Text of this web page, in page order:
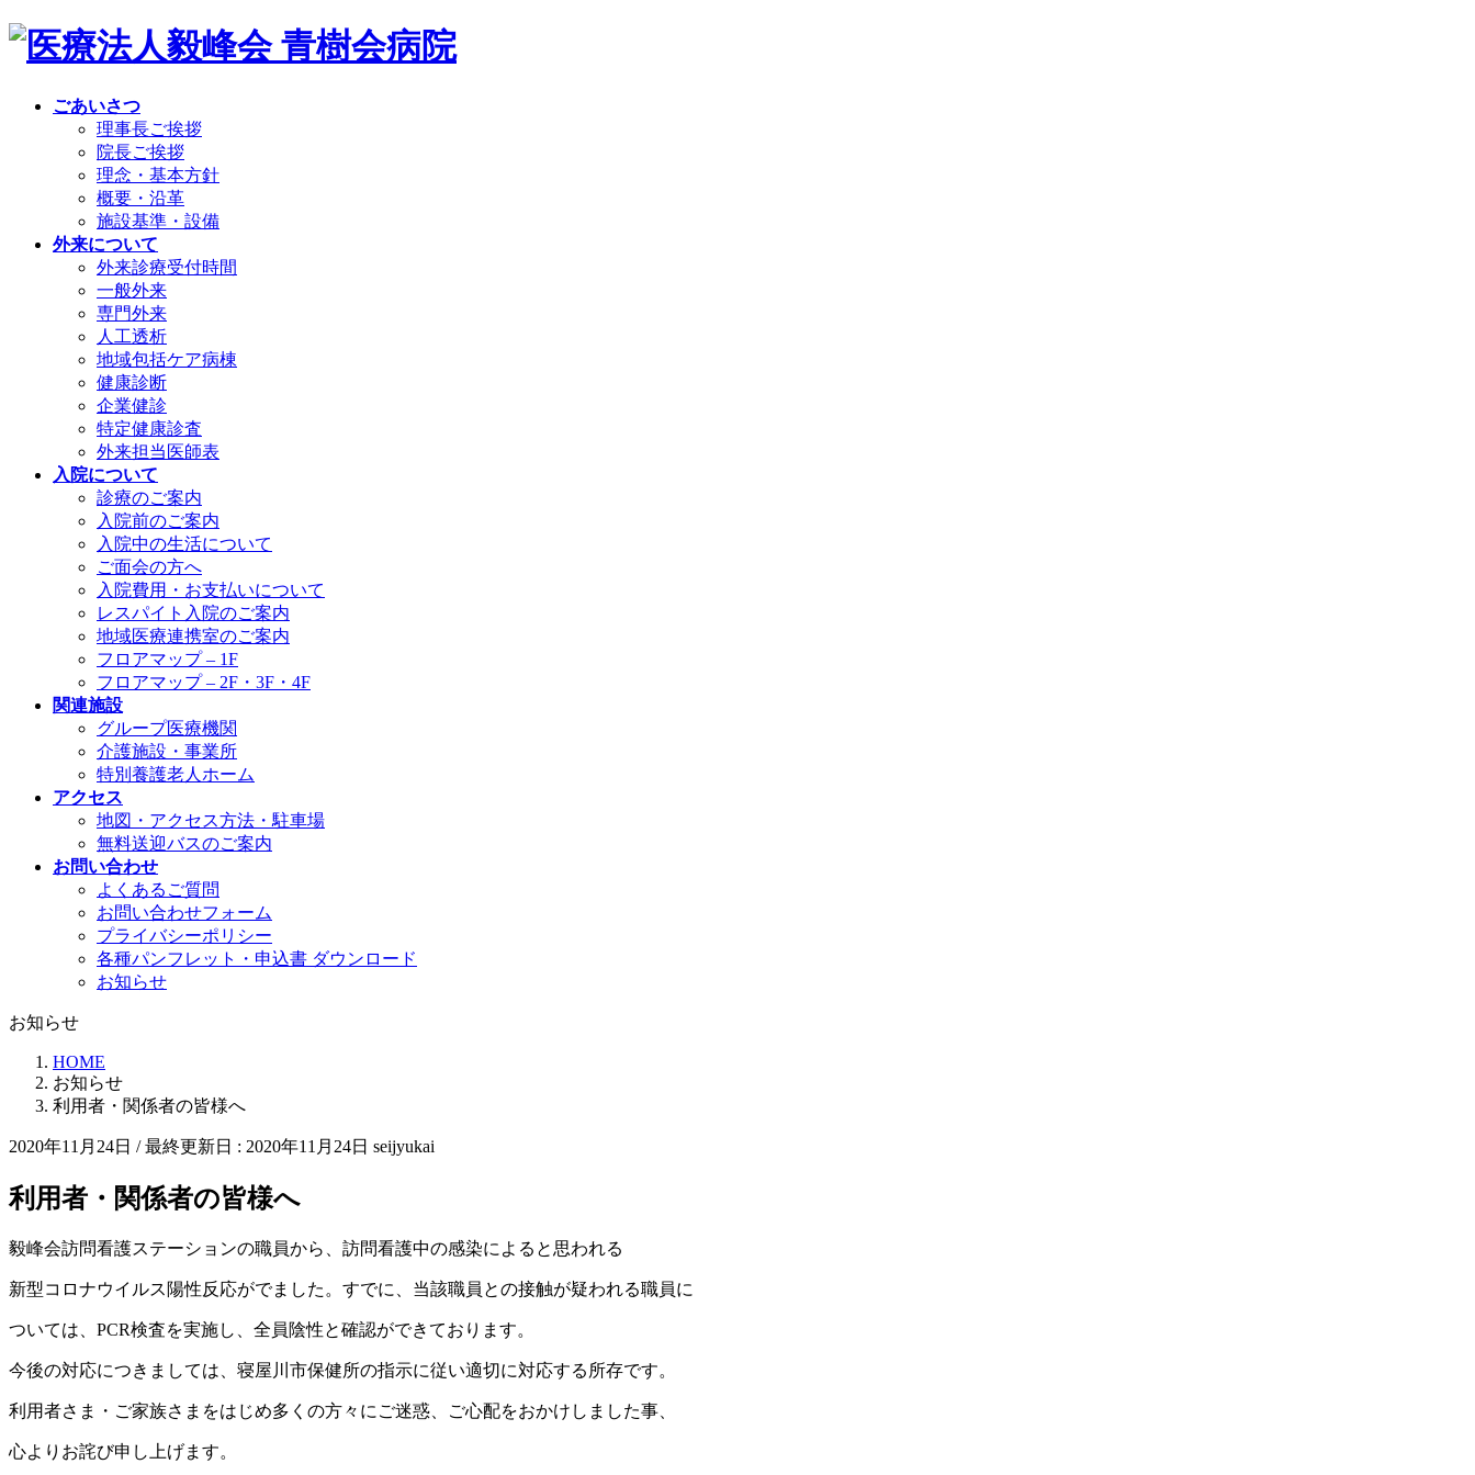
ごあいさつ
理事長ご挨拶
院長ご挨拶
理念・基本方針
概要・沿革
施設基準・設備
外来について
外来診療受付時間
一般外来
専門外来
人工透析
地域包括ケア病棟
健康診断
企業健診
特定健康診査
外来担当医師表
入院について
診療のご案内
入院前のご案内
入院中の生活について
ご面会の方へ
入院費用・お支払いについて
レスパイト入院のご案内
地域医療連携室のご案内
フロアマップ – 1F
フロアマップ – 2F・3F・4F
関連施設
グループ医療機関
介護施設・事業所
特別養護老人ホーム
アクセス
地図・アクセス方法・駐車場
無料送迎バスのご案内
お問い合わせ
よくあるご質問
お問い合わせフォーム
プライバシーポリシー
各種パンフレット・申込書 ダウンロード
お知らせ
お知らせ
HOME
お知らせ
利用者・関係者の皆様へ
2020年11月24日 / 最終更新日 : 2020年11月24日 seijyukai
利用者・関係者の皆様へ
毅峰会訪問看護ステーションの職員から、訪問看護中の感染によると思われる
新型コロナウイルス陽性反応がでました。すでに、当該職員との接触が疑われる職員に
ついては、PCR検査を実施し、全員陰性と確認ができております。
今後の対応につきましては、寝屋川市保健所の指示に従い適切に対応する所存です。
利用者さま・ご家族さまをはじめ多くの方々にご迷惑、ご心配をおかけしました事、
心よりお詫び申し上げます。